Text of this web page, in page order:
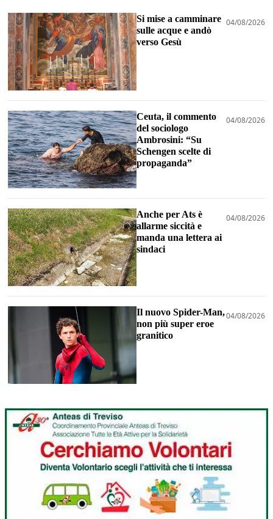
Si mise a camminare
sulle acque e andò
verso Gesù
04/08/2026
Ceuta, il commento
del sociologo
Ambrosini: “Su
Schengen scelte di
propaganda”
04/08/2026
Anche per Ats è
allarme siccità e
manda una lettera ai
sindaci
04/08/2026
Il nuovo Spider-Man,
non più super eroe
granitico
04/08/2026